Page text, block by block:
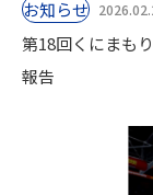
お知らせ
第18回くにまも
報告